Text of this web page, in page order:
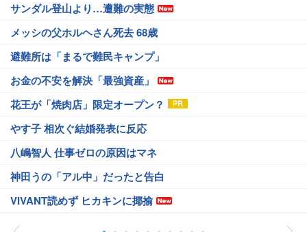
サンダル登山より…遭難の実態
メッシの父ホルヘさん死去 68歳
避難所は「まるで難民キャンプ」
お金の不安を解決「最強資産」
花王が「焼肉店」限定オープン？
やす子 相次ぐ結婚発表に反応
八嶋智人 仕事ゼロの原因はマネ
神田うの「アル中」だったと告白
VIVANT読めず ヒカキンに揶揄